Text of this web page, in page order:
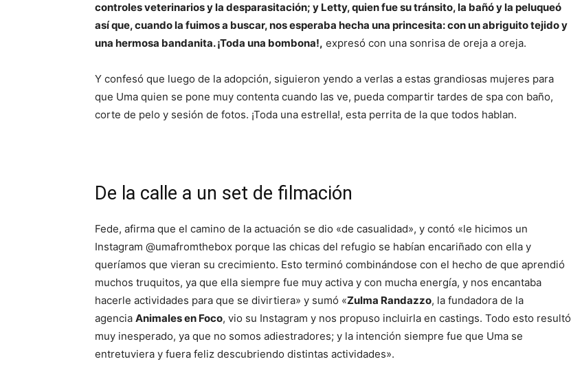
controles veterinarios y la desparasitación; y Letty, quien fue su tránsito, la bañó y la peluqueó
así que, cuando la fuimos a buscar, nos esperaba hecha una princesita: con un abriguito tejido y
una hermosa bandanita. ¡Toda una bombona!, expresó con una sonrisa de oreja a oreja.
Y confesó que luego de la adopción, siguieron yendo a verlas a estas grandiosas mujeres para
que Uma quien se pone muy contenta cuando las ve, pueda compartir tardes de spa con baño,
corte de pelo y sesión de fotos. ¡Toda una estrella!, esta perrita de la que todos hablan.
De la calle a un set de filmación
Fede, afirma que el camino de la actuación se dio «de casualidad», y contó «le hicimos un
Instagram @umafromthebox porque las chicas del refugio se habían encariñado con ella y
queríamos que vieran su crecimiento. Esto terminó combinándose con el hecho de que aprendió
muchos truquitos, ya que ella siempre fue muy activa y con mucha energía, y nos encantaba
hacerle actividades para que se divirtiera» y sumó «Zulma Randazzo, la fundadora de la
agencia Animales en Foco, vio su Instagram y nos propuso incluirla en castings. Todo esto resultó
muy inesperado, ya que no somos adiestradores; y la intención siempre fue que Uma se
entretuviera y fuera feliz descubriendo distintas actividades».